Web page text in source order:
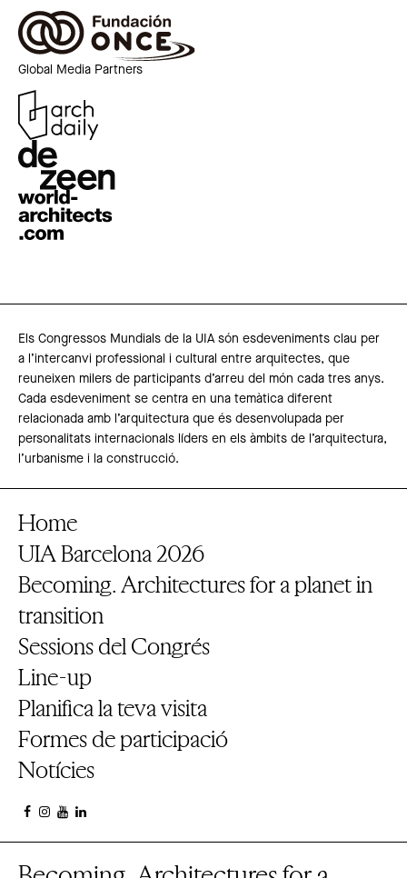
Global Media Partners
Els Congressos Mundials de la UIA són esdeveniments clau per
a l’intercanvi professional i cultural entre arquitectes, que
reuneixen milers de participants d’arreu del món cada tres anys.
Cada esdeveniment se centra en una temàtica diferent
relacionada amb l’arquitectura que és desenvolupada per
personalitats internacionals líders en els àmbits de l’arquitectura,
l’urbanisme i la construcció.
Home
UIA Barcelona 2026
Becoming. Architectures for a planet in
transition
Sessions del Congrés
Line-up
Planifica la teva visita
Formes de participació
Notícies